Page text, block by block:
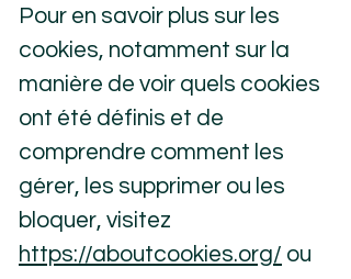
Pour en savoir plus sur les
cookies, notamment sur la
manière de voir quels cookies
ont été définis et de
comprendre comment les
gérer, les supprimer ou les
bloquer, visitez
https://aboutcookies.org/ ou